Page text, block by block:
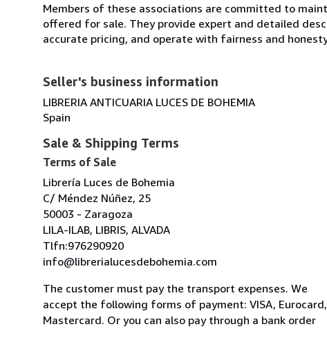
Members of these associations are committed to
offered for sale. They provide expert and detailed
accurate pricing, and operate with fairness and
Seller's business information
LIBRERIA ANTICUARIA LUCES DE BOHEMIA
Spain
Sale & Shipping Terms
Terms of Sale
Librería Luces de Bohemia
C/ Méndez Núñez, 25
50003 - Zaragoza
LILA-ILAB, LIBRIS, ALVADA
Tlfn:976290920
info@librerialucesdebohemia.com
The customer must pay the transport expenses. We
accept the following forms of payment: VISA, Eurocard,
Mastercard. Or you can also pay through a bank order